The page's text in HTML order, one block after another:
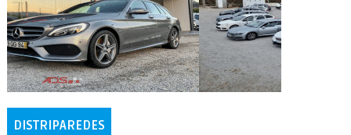
DISTRIPAREDES